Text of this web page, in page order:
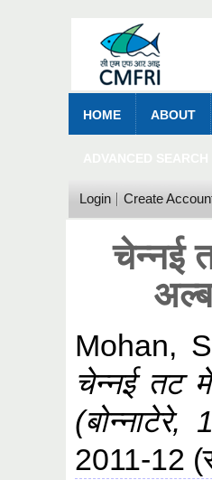
HOME ABOUT
Login Create
चेन्नई
Mohan, S
चेन्नई तट में
2011-12